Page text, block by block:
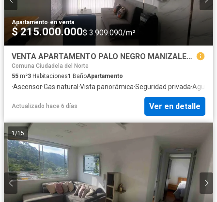
Apartamento·en venta
$ 215.000.000$ 3.909.090/m²
VENTA APARTAMENTO PALO NEGRO MANIZALES | APARTAMENTO BARATO
Comuna Ciudadela del Norte
55 m²3 Habitaciones1 BañoApartamento
·Ascensor·Gas natural·Vista panorámica·Seguridad privada·Agua
Actualizado hace 6 días Ver en detalle
1/15